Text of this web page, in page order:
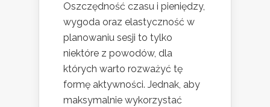
Oszczędność czasu i pieniędzy,
wygoda oraz elastyczność w
planowaniu sesji to tylko
niektóre z powodów, dla
których warto rozważyć tę
formę aktywności. Jednak, aby
maksymalnie wykorzystać